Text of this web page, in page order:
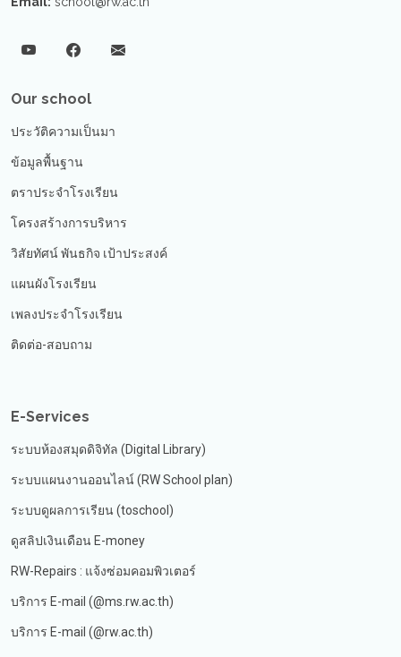
Our school
ประวัติความเป็นมา
ข้อมูลพื้นฐาน
ตราประจำโรงเรียน
โครงสร้างการบริหาร
วิสัยทัศน์ พันธกิจ เป้าประสงค์
แผนผังโรงเรียน
เพลงประจำโรงเรียน
ติดต่อ-สอบถาม
E-Services
ระบบห้องสมุดดิจิทัล (Digital Library)
ระบบแผนงานออนไลน์ (RW School plan)
ระบบดูผลการเรียน (toschool)
ดูสลิปเงินเดือน E-money
RW-Repairs : แจ้งซ่อมคอมพิวเตอร์
บริการ E-mail (@ms.rw.ac.th)
บริการ E-mail (@rw.ac.th)